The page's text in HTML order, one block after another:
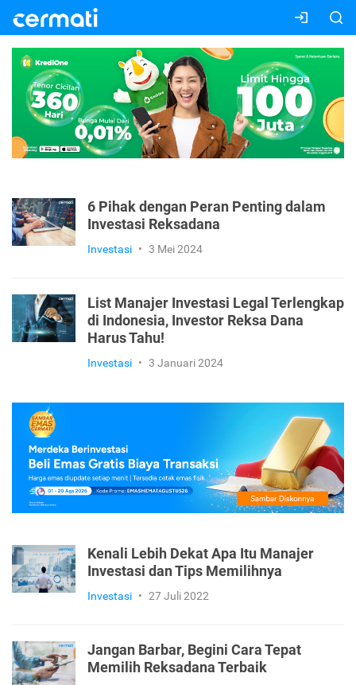
6 Pihak dengan Peran Penting dalam
Investasi Reksadana
Investasi • 3 Mei 2024
List Manajer Investasi Legal Terlengkap
di Indonesia, Investor Reksa Dana
Harus Tahu!
Investasi • 3 Januari 2024
Kenali Lebih Dekat Apa Itu Manajer
Investasi dan Tips Memilihnya
Investasi • 27 Juli 2022
Jangan Barbar, Begini Cara Tepat
Memilih Reksadana Terbaik